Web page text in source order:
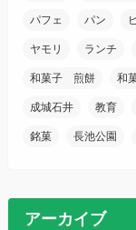
パフェ パン
ヤモリ ランチ
和菓子 煎餅 和
成城石井 教育
銘菓 長池公園
アーカイブ